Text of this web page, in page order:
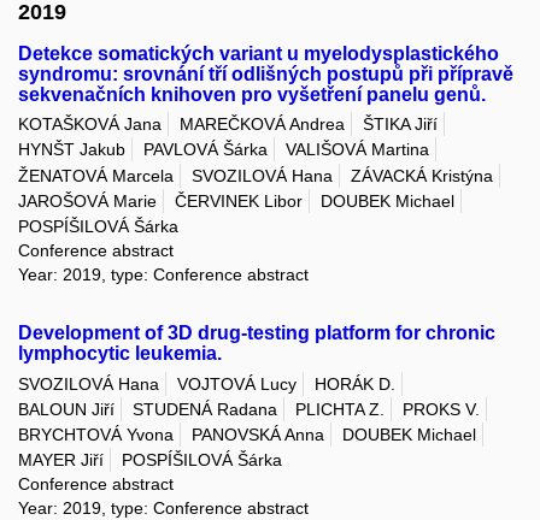
2019
Detekce somatických variant u myelodysplastického
syndromu: srovnání tří odlišných postupů při přípravě
sekvenačních knihoven pro vyšetření panelu genů.
KOTAŠKOVÁ Jana MAREČKOVÁ Andrea
ŠTIKA Jiří
HYNŠT Jakub
PAVLOVÁ Šárka
VALIŠOVÁ Martina
ŽENATOVÁ Marcela
SVOZILOVÁ Hana
ZÁVACKÁ Kristýna
JAROŠOVÁ Marie
ČERVINEK Libor
DOUBEK Michael
POSPÍŠILOVÁ Šárka
Conference abstract
Year: 2019, type: Conference abstract
Development of 3D drug-testing platform for chronic
lymphocytic leukemia.
SVOZILOVÁ Hana VOJTOVÁ Lucy
HORÁK D.
BALOUN Jiří
STUDENÁ Radana PLICHTA Z.
PROKS V.
BRYCHTOVÁ Yvona
PANOVSKÁ Anna
DOUBEK Michael
MAYER Jiří
POSPÍŠILOVÁ Šárka
Conference abstract
Year: 2019, type: Conference abstract